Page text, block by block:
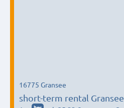
short-term rental Gransee
16775 Gransee